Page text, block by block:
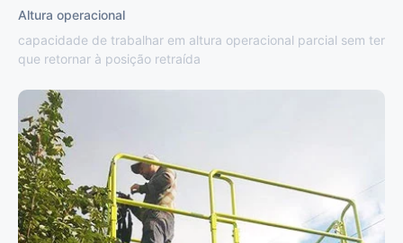
Altura operacional
capacidade de trabalhar em altura operacional parcial sem ter
que retornar à posição retraída